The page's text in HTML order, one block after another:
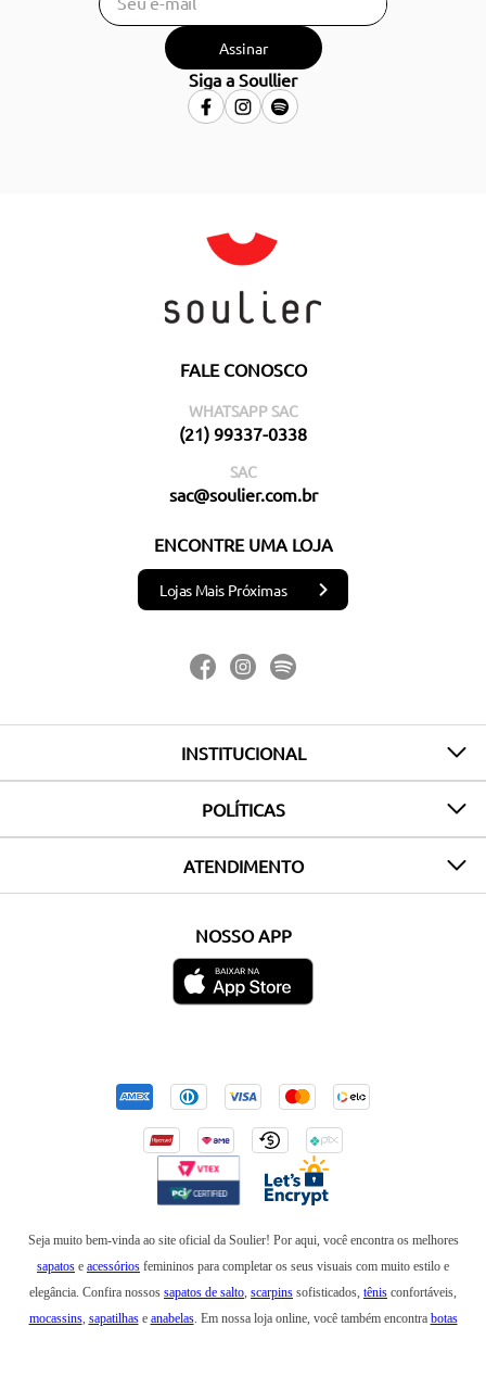
Assinar
Siga a Soullier
FALE CONOSCO
WHATSAPP SAC
(21) 99337-0338
SAC
sac@soulier.com.br
ENCONTRE UMA LOJA
Lojas Mais Próximas
INSTITUCIONAL
POLÍTICAS
ATENDIMENTO
NOSSO APP
Seja muito bem-vinda ao site oficial da Soulier! Por aqui, você encontra os melhores
sapatos e acessórios femininos para completar os seus visuais com muito estilo e
elegância. Confira nossos sapatos de salto, scarpins sofisticados, tênis confortáveis,
mocassins, sapatilhase anabelas. Em nossa loja online, você também encontra botas